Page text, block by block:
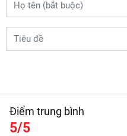
Điểm trung bình
5/5